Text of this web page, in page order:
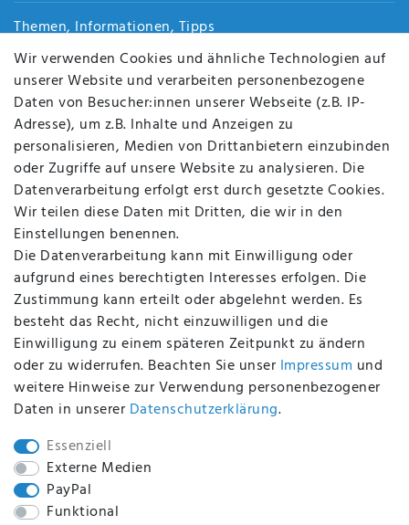
Themen, Informationen, Tipps
Jobs
Über uns
Kontakt
Datenschutz
AGB
FAQ
Batterieentsorgung
Altölverordnung
Impressum
BEQUEM UND SICHER BEZAHLEN MIT
BEI UNS SIND SIE SICHER!
WIR VERSENDEN MIT
Wir verwenden Cookies und ähnliche Technologien auf
unserer Website und verarbeiten personenbezogene
Daten von Besucher:innen unserer Webseite (z.B. IP-
Adresse), um z.B. Inhalte und Anzeigen zu
personalisieren, Medien von Drittanbietern einzubinden
oder Zugriffe auf unsere Website zu analysieren. Die
Datenverarbeitung erfolgt erst durch gesetzte Cookies.
Wir teilen diese Daten mit Dritten, die wir in den
Einstellungen benennen.
Die Datenverarbeitung kann mit Einwilligung oder
aufgrund eines berechtigten Interesses erfolgen. Die
Zustimmung kann erteilt oder abgelehnt werden. Es
besteht das Recht, nicht einzuwilligen und die
Einwilligung zu einem späteren Zeitpunkt zu ändern
oder zu widerrufen. Beachten Sie unser Impressum und
weitere Hinweise zur Verwendung personenbezogener
Daten in unserer Daten­schutz­erklärung.
Essenziell
Externe Medien
PayPal
Funktional